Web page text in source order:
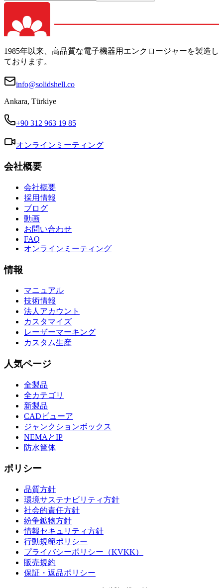
1985年以来、高品質な電子機器用エンクロージャーを製造し
ております。
info@solidshell.co
Ankara, Türkiye
+90 312 963 19 85
オンラインミーティング
会社概要
会社概要
採用情報
ブログ
動画
お問い合わせ
FAQ
オンラインミーティング
情報
マニュアル
技術情報
法人アカウント
カスタマイズ
レーザーマーキング
カスタム生産
人気ページ
全製品
全カテゴリ
新製品
CADビューア
ジャンクションボックス
NEMAとIP
防水筐体
ポリシー
品質方針
環境サステナビリティ方針
社会的責任方針
紛争鉱物方針
情報セキュリティ方針
行動規範ポリシー
プライバシーポリシー（KVKK）
販売規約
保証・返品ポリシー